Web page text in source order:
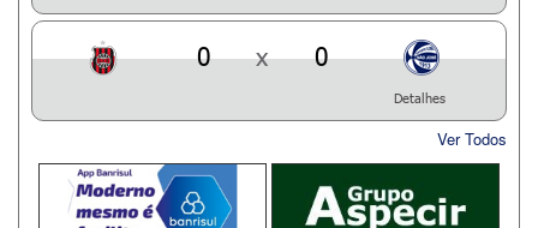
0 x 0
Detalhes
Ver Todos